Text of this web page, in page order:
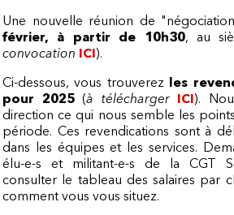
Une nouvelle réunion de
février, à partir de 10h30, au
convocation ICI).
Ci-dessous, vous trouverez les
pour 2025(à télécharger ICI).
direction ce qui nous semble les
période. Ces revendications sont à
dans les équipes et les services.
élu-e-s et militant-e-s de la CGT
consulter le tableau des salaires par
comment vous vous situez.